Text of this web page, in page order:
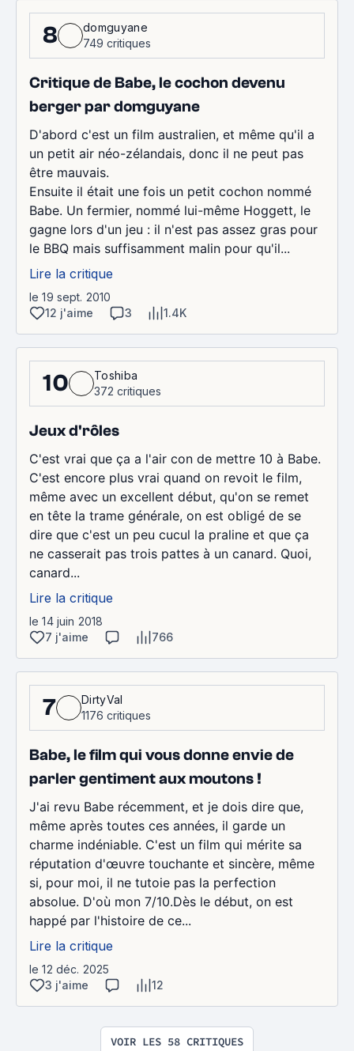
8
domguyane
749 critiques
Critique de Babe, le cochon devenu
berger par domguyane
D'abord c'est un film australien, et même qu'il a
un petit air néo-zélandais, donc il ne peut pas
être mauvais.
Ensuite il était une fois un petit cochon nommé
Babe. Un fermier, nommé lui-même Hoggett, le
gagne lors d'un jeu : il n'est pas assez gras pour
le BBQ mais suffisamment malin pour qu'il...
Lire la critique
le 19 sept. 2010
12 j'aime
3 1.4K
10
Toshiba
372 critiques
Jeux d'rôles
C'est vrai que ça a l'air con de mettre 10 à Babe.
C'est encore plus vrai quand on revoit le film,
même avec un excellent début, qu'on se remet
en tête la trame générale, on est obligé de se
dire que c'est un peu cucul la praline et que ça
ne casserait pas trois pattes à un canard. Quoi,
canard...
Lire la critique
le 14 juin 2018
7 j'aime
766
7
DirtyVal
1176 critiques
Babe, le film qui vous donne envie de
parler gentiment aux moutons !
J'ai revu Babe récemment, et je dois dire que,
même après toutes ces années, il garde un
charme indéniable. C'est un film qui mérite sa
réputation d'œuvre touchante et sincère, même
si, pour moi, il ne tutoie pas la perfection
absolue. D'où mon 7/10.​Dès le début, on est
happé par l'histoire de ce...
Lire la critique
le 12 déc. 2025
3 j'aime
12
VOIR LES 58 CRITIQUES